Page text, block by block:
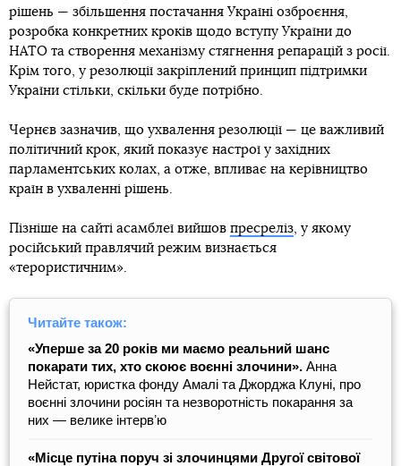
рішень — збільшення постачання Україні озброєння,
розробка конкретних кроків щодо вступу України до
НАТО та створення механізму стягнення репарацій з росії.
Крім того, у резолюції закріплений принцип підтримки
України стільки, скільки буде потрібно.
Чернєв зазначив, що ухвалення резолюції — це важливий
політичний крок, який показує настрої у західних
парламентських колах, а отже, впливає на керівництво
країн в ухваленні рішень.
Пізніше на сайті асамблеї вийшов пресреліз , у якому
російський правлячий режим визнається
«терористичним».
Читайте також:
«Уперше за 20 років ми маємо реальний шанс
покарати тих, хто скоює воєнні злочини». Анна
Нейстат, юристка фонду Амалі та Джорджа Клуні, про
воєнні злочини росіян та незворотність покарання за
них — велике інтервʼю
«Місце путіна поруч зі злочинцями Другої світової